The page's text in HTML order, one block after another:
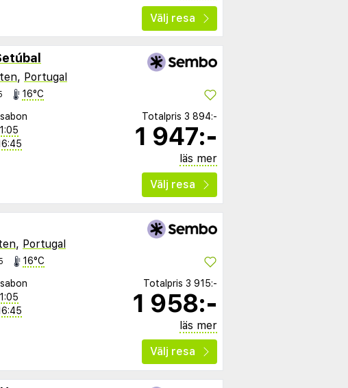
Välj resa
, Portugal
16°C
Totalpris 3 894:-
1 947:-
läs mer
Välj resa
, Portugal
16°C
Totalpris 3 915:-
1 958:-
läs mer
Välj resa